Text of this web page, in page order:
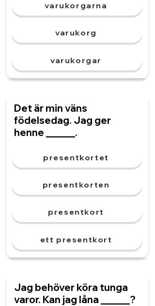
varukorgarna
varukorg
varukorgar
Det är min väns
födelsedag. Jag ger
henne ______.
presentkortet
presentkorten
presentkort
ett presentkort
Jag behöver köra tunga
varor. Kan jag låna ______?